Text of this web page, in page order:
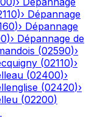
)› Dépannage
)› Dépannage
)› Dépannage de
(02590)›
(02110)›
(02400)›
(02420)›
(02200)